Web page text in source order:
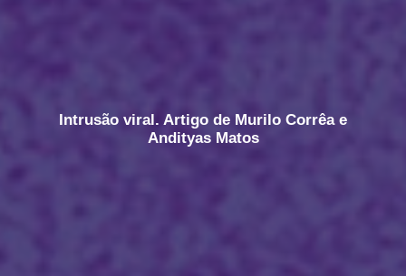
Intrusão viral. Artigo de Murilo Corrêa e
Andityas Matos